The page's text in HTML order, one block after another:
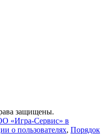
защищены.
«Игра-Сервис» в
о пользователях, Порядок